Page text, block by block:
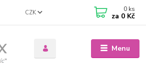
Menu
CZK 0 ks
za 0 Kč